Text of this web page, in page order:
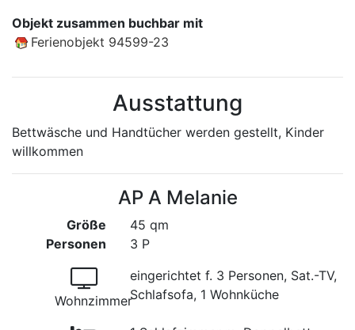
Objekt zusammen buchbar mit
Ferienobjekt 94599-23
Ausstattung
Bettwäsche und Handtücher werden gestellt, Kinder
willkommen
AP A Melanie
Größe
Personen
45 qm
3 P
Wohnzimmer
eingerichtet f. 3 Personen, Sat.-TV,
Schlafsofa, 1 Wohnküche